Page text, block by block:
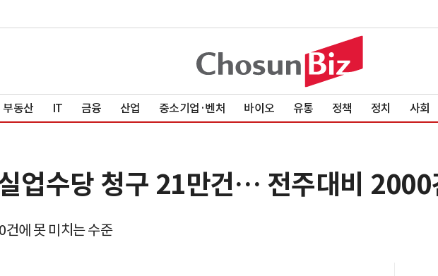
부동산 IT 금융 산업 중소기업·벤처 바이오 유통 정책 정치 사회
업수당 청구 21만건… 전주대비 2000
에 못 미치는 수준